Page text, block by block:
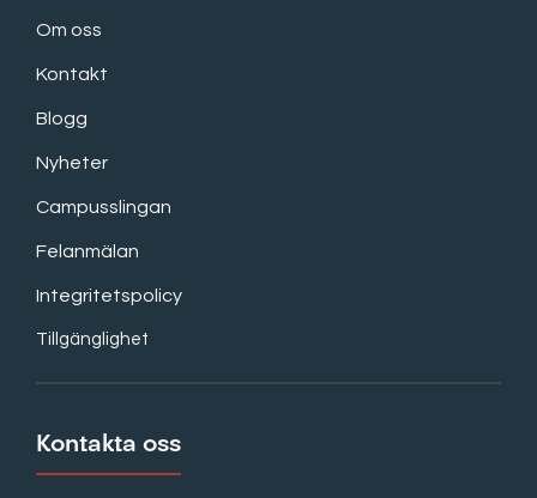
Om oss
Kontakt
Blogg
Nyheter
Campusslingan
Felanmälan
Integritetspolicy
Tillgänglighet
Kontakta oss